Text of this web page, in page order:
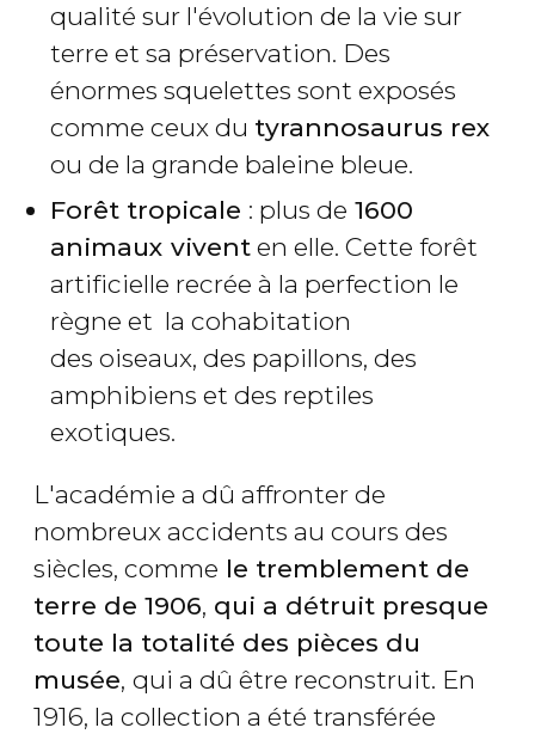
qualité sur l'évolution de la vie sur
terre et sa préservation. Des
énormes squelettes sont exposés
comme ceux du tyrannosaurus rex
ou de la grande baleine bleue.
Forêt tropicale : plus de 1600
animaux vivent en elle. Cette forêt
artificielle recrée à la perfection le
règne et la cohabitation
des oiseaux, des papillons, des
amphibiens et des reptiles
exotiques.
L'académie a dû affronter de
nombreux accidents au cours des
siècles, comme le tremblement de
terre de 1906, qui a détruit presque
toute la totalité des pièces du
musée, qui a dû être reconstruit. En
1916, la collection a été transférée